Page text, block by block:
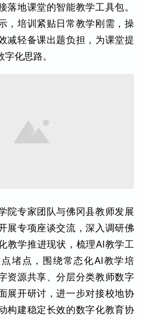
落地课堂的智能教学工具包。
，培训紧贴日常教学刚需，操
减轻备课出题负担，为课堂提
化思路。
院专家团队与佛冈县教师发展
展专项座谈交流，深入调研佛
教学推进现状，梳理AI教学工
堵点，围绕常态化AI教学培
资源共享、分层分类教师数字
展开研讨，进一步对接校地协
构建稳定长效的数字化教育协